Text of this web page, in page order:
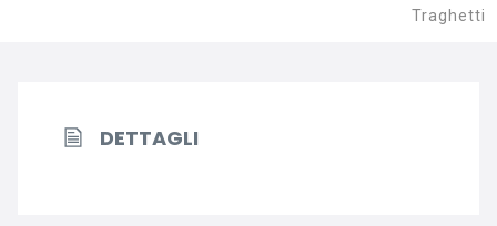
Traghetti
DETTAGLI